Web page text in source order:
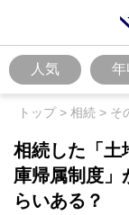
人気 年
トップ> 相続 > そ
相続した「土
庫帰属制度」
らいある？